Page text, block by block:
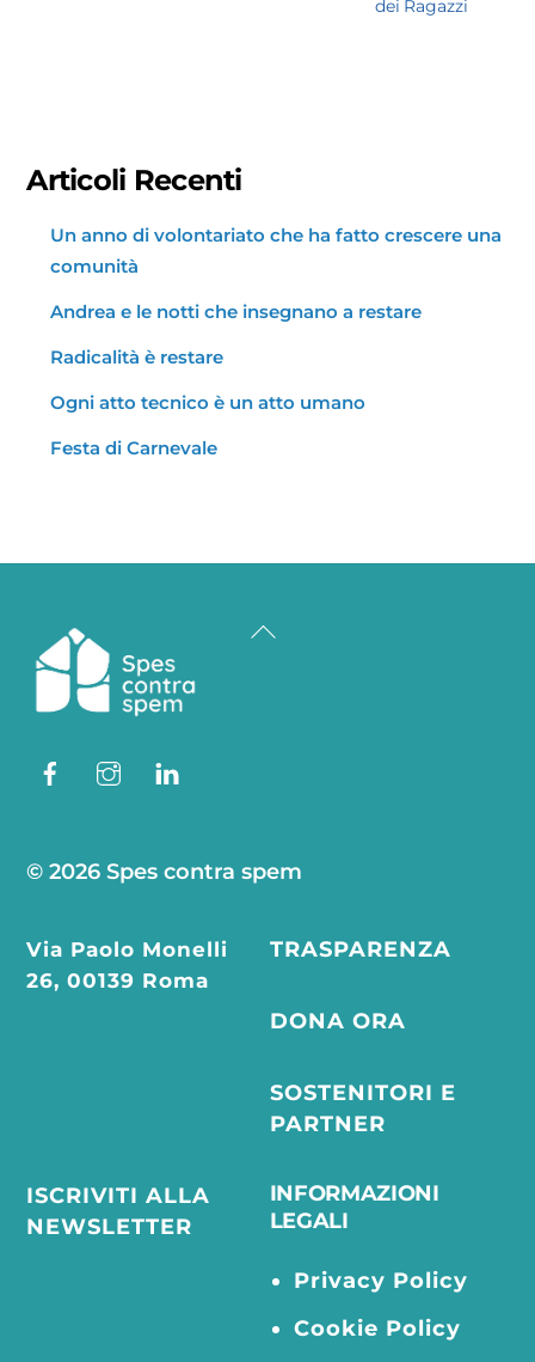
dei Ragazzi
Articoli Recenti
Un anno di volontariato che ha fatto crescere una
comunità
Andrea e le notti che insegnano a restare
Radicalità è restare
Ogni atto tecnico è un atto umano
Festa di Carnevale
Back
FacebookInstagram
© 2026 Spes contra spem
Via Paolo Monelli
26, 00139 Roma
TRASPARENZA
DONA ORA
SOSTENITORI E
PARTNER
ISCRIVITI ALLA
NEWSLETTER
INFORMAZIONI
LEGALI
Privacy Policy
Cookie Policy